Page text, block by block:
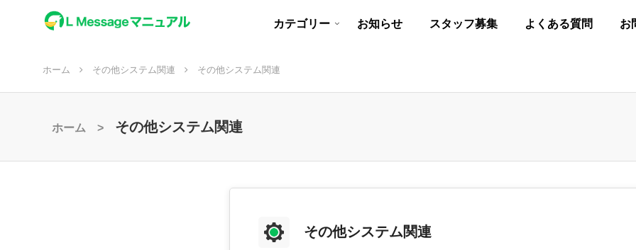
カテゴリー お知らせ スタッフ募集 よくある質問 お
ホーム その他システム関連 その他システム関連
ホーム > その他システム関連
その他システム関連